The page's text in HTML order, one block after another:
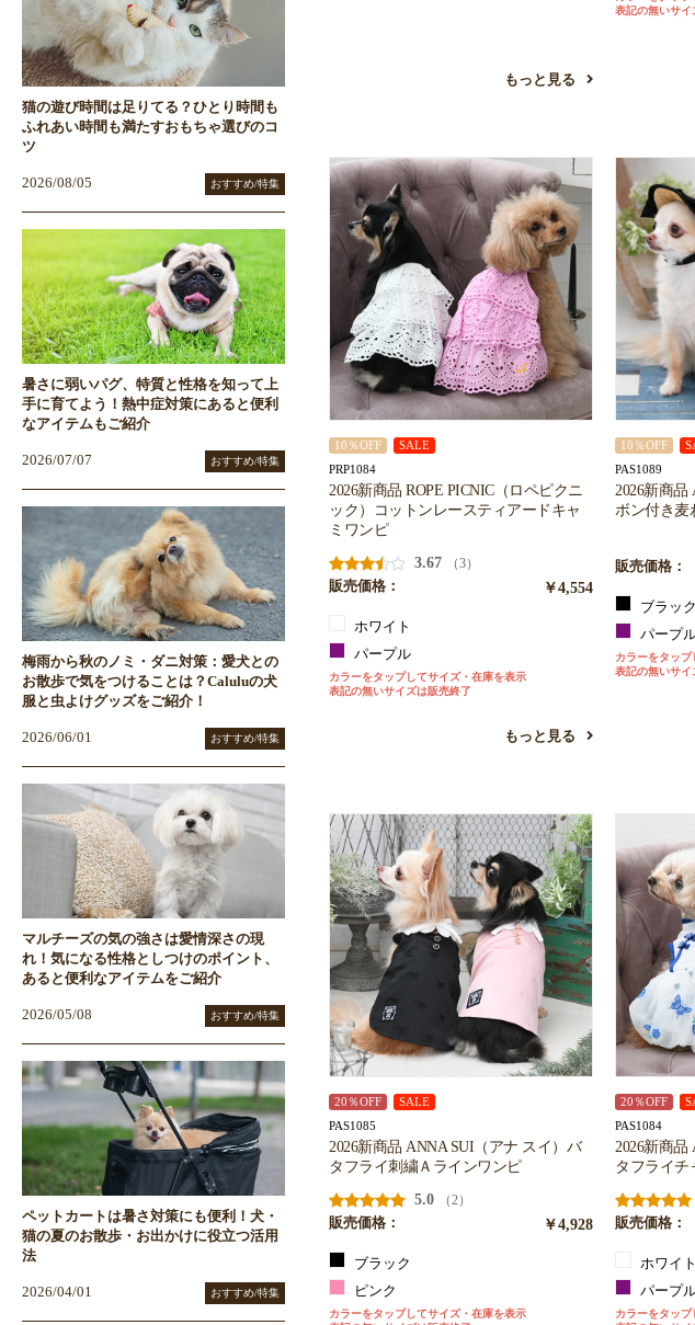
もっと見る
表記の無いサイ
10％OFF SALE
PRP1084
2026新商品 ROPE PICNIC（ロペピクニ
ック）コットンレースティアードキャ
ミワンピ
3.67
（3）
販売価格：
￥4,554
ホワイト
パープル
カラーをタップしてサイズ・在庫を表示
表記の無いサイズは販売終了
もっと見る
10％OFF
PAS1089
2026新商品
ボン付き麦
販売価格：
ブラック
パープ
カラーをタッ
表記の無いサイ
20％OFF SALE
PAS1085
2026新商品 ANNA SUI（アナ スイ）バ
タフライ刺繍Ａラインワンピ
5.0
（2）
販売価格：
￥4,928
ブラック
ピンク
カラーをタップしてサイズ・在庫を表示
20％OFF
PAS1084
2026新商
タフライチ
販売価格：
ホワイト
パープ
カラーをタッ
猫の遊び時間は足りてる？ひとり時間も
ふれあい時間も満たすおもちゃ選びのコ
ツ
2026/08/05 おすすめ/特集
暑さに弱いパグ、特質と性格を知って上
手に育てよう！熱中症対策にあると便利
なアイテムもご紹介
2026/07/07 おすすめ/特集
梅雨から秋のノミ・ダニ対策：愛犬との
お散歩で気をつけることは？Caluluの犬
服と虫よけグッズをご紹介！
2026/06/01 おすすめ/特集
マルチーズの気の強さは愛情深さの現
れ！気になる性格としつけのポイント、
あると便利なアイテムをご紹介
2026/05/08 おすすめ/特集
ペットカートは暑さ対策にも便利！犬・
猫の夏のお散歩・お出かけに役立つ活用
法
2026/04/01 おすすめ/特集